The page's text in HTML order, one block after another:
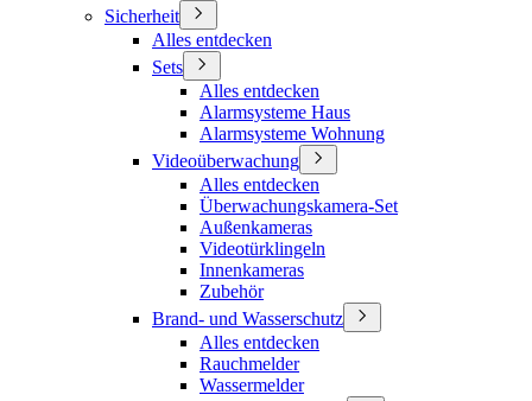
Sicherheit
Alles entdecken
Sets
Alles entdecken
Alarmsysteme Haus
Alarmsysteme Wohnung
Videoüberwachung
Alles entdecken
Überwachungskamera-Set
Außenkameras
Videotürklingeln
Innenkameras
Zubehör
Brand- und Wasserschutz
Alles entdecken
Rauchmelder
Wassermelder